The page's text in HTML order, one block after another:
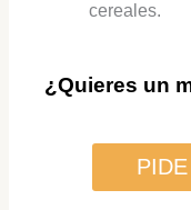
cereales.
¿Quieres un